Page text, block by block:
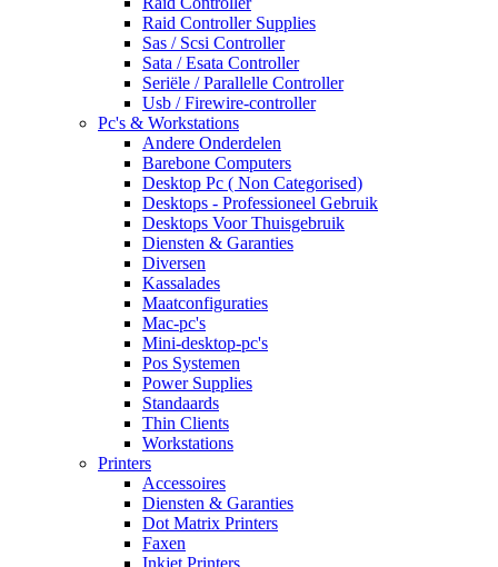
Raid Controller Supplies
Sas / Scsi Controller
Sata / Esata Controller
Seriële / Parallelle Controller
Usb / Firewire-controller
Pc's & Workstations
Andere Onderdelen
Barebone Computers
Desktop Pc ( Non Categorised)
Desktops - Professioneel Gebruik
Desktops Voor Thuisgebruik
Diensten & Garanties
Diversen
Kassalades
Maatconfiguraties
Mac-pc's
Mini-desktop-pc's
Pos Systemen
Power Supplies
Standaards
Thin Clients
Workstations
Printers
Accessoires
Diensten & Garanties
Dot Matrix Printers
Faxen
Inkjet Printers